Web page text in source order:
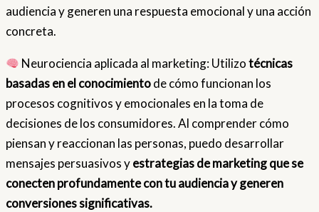
audiencia y generen una respuesta emocional y una acción
concreta.
Neurociencia aplicada al marketing: Utilizotécnicas
basadas en el conocimientode cómo funcionan los
procesos cognitivos y emocionales en la toma de
decisiones de los consumidores. Al comprender cómo
piensan y reaccionan las personas, puedo desarrollar
mensajes persuasivos yestrategias de marketing que se
conecten profundamente con tu audiencia y generen
conversiones significativas.